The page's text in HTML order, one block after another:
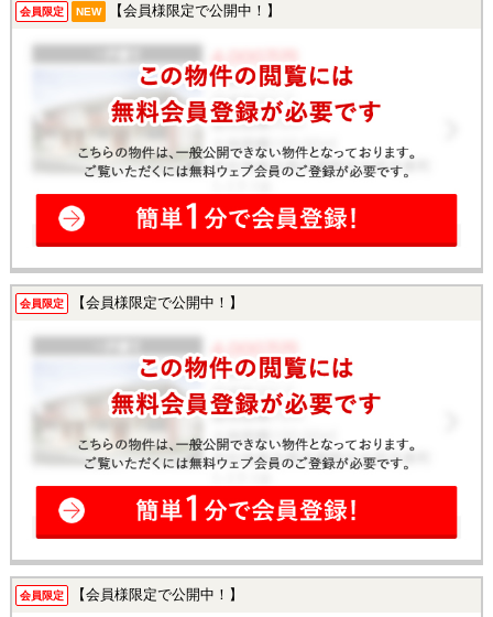
会員限定 NEW 【会員様限定で公開中！】
会員限定 【会員様限定で公開中！】
会員限定 【会員様限定で公開中！】